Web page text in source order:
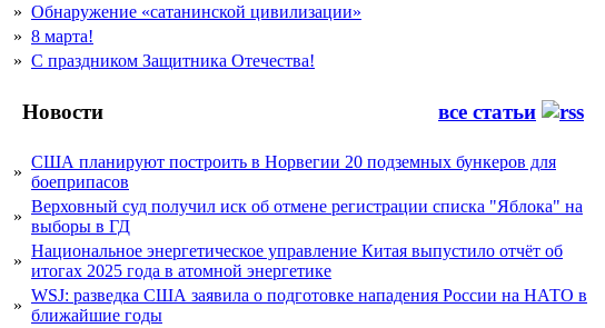
» Обнаружение «сатанинской цивилизации»
» 8 марта!
» С праздником Защитника Отечества!
Новости все статьи
»
США планируют построить в Норвегии 20 подземных бункеров для
боеприпасов
»
Верховный суд получил иск об отмене регистрации списка "Яблока" на
выборы в ГД
»
Национальное энергетическое управление Китая выпустило отчёт об
итогах 2025 года в атомной энергетике
»
WSJ: разведка США заявила о подготовке нападения России на НАТО в
ближайшие годы